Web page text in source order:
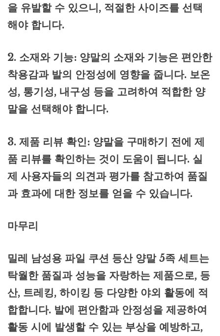
을 유발할 수 있으니, 적절한 사이즈를 선택
해야 합니다.
2. 소재와 기능: 양말의 소재와 기능은 편안한
착용감과 발의 안정성에 영향을 줍니다. 보온
성, 통기성, 내구성 등을 고려하여 적합한 양
말을 선택해야 합니다.
3. 제품 리뷰 확인: 양말을 구매하기 전에 제
품 리뷰를 확인하는 것이 도움이 됩니다. 실
제 사용자들의 의견과 평가를 참고하여 품질
과 효과에 대한 정보를 얻을 수 있습니다.
마무리
밀레 남성용 파일 쿠션 등산 양말 5족 세트는
탁월한 품질과 성능을 자랑하는 제품으로, 등
산, 트레킹, 하이킹 등 다양한 야외 활동에 적
합합니다. 발에 편안함과 안정성을 제공하여
활동 시에 발생할 수 있는 부상을 예방하고,